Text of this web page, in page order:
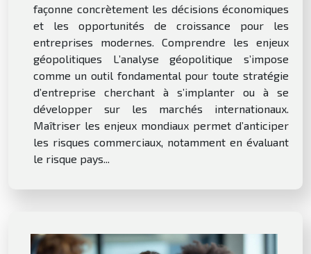
façonne concrètement les décisions économiques
et les opportunités de croissance pour les
entreprises modernes. Comprendre les enjeux
géopolitiques L’analyse géopolitique s’impose
comme un outil fondamental pour toute stratégie
d’entreprise cherchant à s’implanter ou à se
développer sur les marchés internationaux.
Maîtriser les enjeux mondiaux permet d’anticiper
les risques commerciaux, notamment en évaluant
le risque pays...